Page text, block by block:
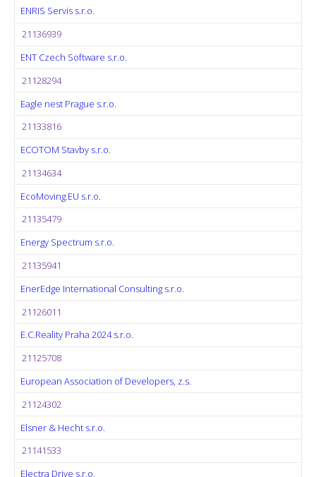
ENRIS Servis s.r.o.
21136939
ENT Czech Software s.r.o.
21128294
Eagle nest Prague s.r.o.
21133816
ECOTOM Stavby s.r.o.
21134634
EcoMoving.EU s.r.o.
21135479
Energy Spectrum s.r.o.
21135941
EnerEdge International Consulting s.r.o.
21126011
E.C.Reality Praha 2024 s.r.o.
21125708
European Association of Developers, z.s.
21124302
Elsner & Hecht s.r.o.
21141533
Electra Drive s.r.o.